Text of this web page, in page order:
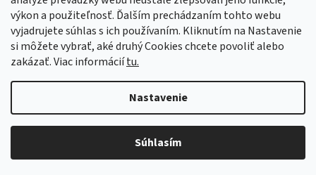
výkon a použiteľnosť. Ďalším prechádzaním tohto webu
vyjadrujete súhlas s ich používaním. Kliknutím na Nastavenie
si môžete vybrať, aké druhý Cookies chcete povoliť alebo
zakázať. Viac informáciítu.
Nastavenie
Súhlasím
Copyright 2026GASTRO HOLDING CANDOLA, s. r. o.. Všetky práva
Upraviť nastavenie cookies